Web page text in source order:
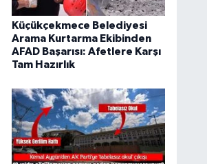
Küçükçekmece Belediyesi
Arama Kurtarma Ekibinden
AFAD Başarısı: Afetlere Karşı
Tam Hazırlık